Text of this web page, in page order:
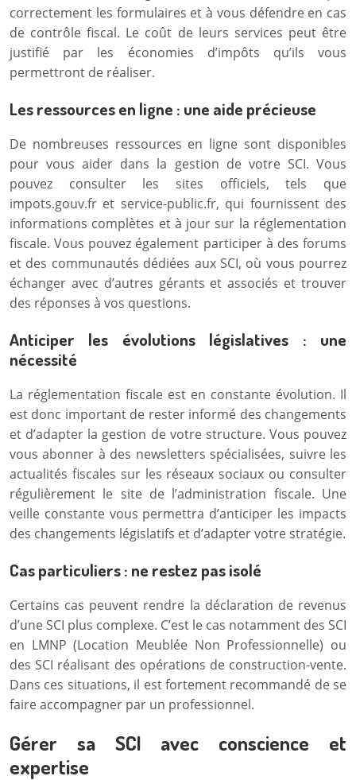
correctement les formulaires et à vous défendre en cas
de contrôle fiscal. Le coût de leurs services peut être
justifié par les économies d’impôts qu’ils vous
permettront de réaliser.
Les ressources en ligne : une aide précieuse
De nombreuses ressources en ligne sont disponibles
pour vous aider dans la gestion de votre SCI. Vous
pouvez consulter les sites officiels, tels que
impots.gouv.fr et service-public.fr, qui fournissent des
informations complètes et à jour sur la réglementation
fiscale. Vous pouvez également participer à des forums
et des communautés dédiées aux SCI, où vous pourrez
échanger avec d’autres gérants et associés et trouver
des réponses à vos questions.
Anticiper les évolutions législatives : une
nécessité
La réglementation fiscale est en constante évolution. Il
est donc important de rester informé des changements
et d’adapter la gestion de votre structure. Vous pouvez
vous abonner à des newsletters spécialisées, suivre les
actualités fiscales sur les réseaux sociaux ou consulter
régulièrement le site de l’administration fiscale. Une
veille constante vous permettra d’anticiper les impacts
des changements législatifs et d’adapter votre stratégie.
Cas particuliers : ne restez pas isolé
Certains cas peuvent rendre la déclaration de revenus
d’une SCI plus complexe. C’est le cas notamment des SCI
en LMNP (Location Meublée Non Professionnelle) ou
des SCI réalisant des opérations de construction-vente.
Dans ces situations, il est fortement recommandé de se
faire accompagner par un professionnel.
Gérer sa SCI avec conscience et
expertise